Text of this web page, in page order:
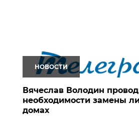
НОВОСТИ
Вячеслав Володин
необходимости замены
домах